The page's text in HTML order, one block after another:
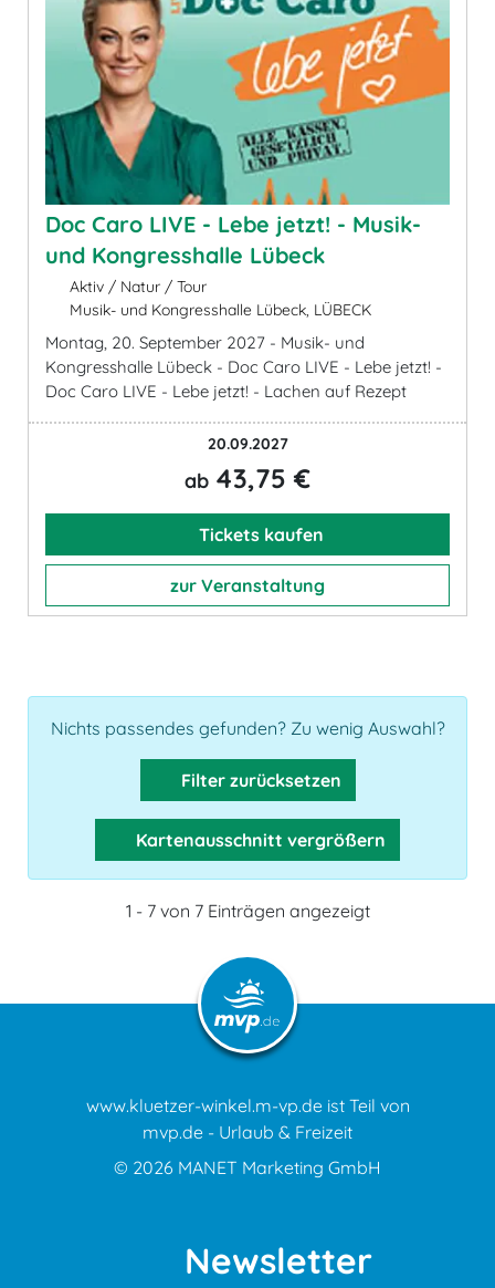
Doc Caro LIVE - Lebe jetzt! - Musik-
und Kongresshalle Lübeck
Aktiv / Natur / Tour
Musik- und Kongresshalle Lübeck, LÜBECK
Montag, 20. September 2027 - Musik- und
Kongresshalle Lübeck - Doc Caro LIVE - Lebe jetzt! -
Doc Caro LIVE - Lebe jetzt! - Lachen auf Rezept
20.09.2027
ab 43,75 €
Tickets kaufen
zur Veranstaltung
Nichts passendes gefunden? Zu wenig Auswahl?
Filter zurücksetzen
Kartenausschnitt vergrößern
1 - 7 von 7 Einträgen angezeigt
www.kluetzer-winkel.m-vp.de ist Teil von
mvp.de - Urlaub & Freizeit
© 2026 MANET Marketing GmbH
Newsletter